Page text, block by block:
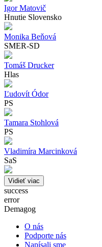
Igor Matovič
Hnutie Slovensko
Monika Beňová
SMER-SD
Tomáš Drucker
Hlas
Ľudovít Ódor
PS
Tamara Stohlová
PS
Vladimíra Marcinková
SaS
Vidieť viac
success
error
Demagog
O nás
Podporte nás
Napísali sme